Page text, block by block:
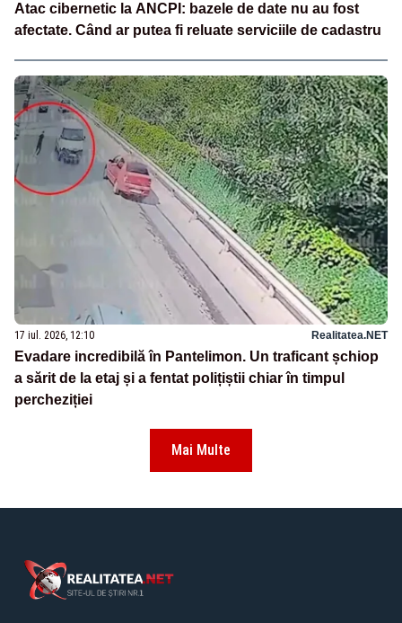
Atac cibernetic la ANCPI: bazele de date nu au fost
afectate. Când ar putea fi reluate serviciile de cadastru
17 iul. 2026, 12:10 Realitatea.NET
Evadare incredibilă în Pantelimon. Un traficant șchiop
a sărit de la etaj și a fentat polițiștii chiar în timpul
percheziției
Mai Multe